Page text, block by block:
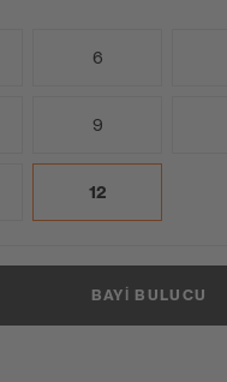
6
9
12
BAYI BULUCU